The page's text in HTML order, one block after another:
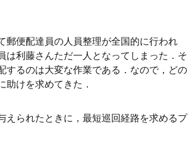
郵便配達員の人員整理が全国的に行われ
は利藤さんただ一人となってしまった．そ
するのは大変な作業である．なので，どの
助けを求めてきた．
えられたときに，最短巡回経路を求めるプ